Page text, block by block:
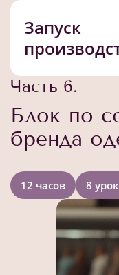
Запуск
Часть 6.
Блок по
бренда
12 часов 8